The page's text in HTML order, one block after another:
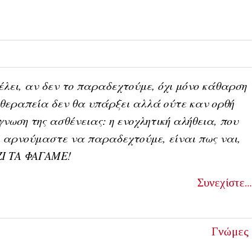
αν δεν το παραδεχτούμε, όχι μόνο κάθαρση
δεν θα υπάρξει αλλά ούτε καν ορθή
της ασθένειας: η ενοχλητική αλήθεια, που
αρνούμαστε να παραδεχτούμε, είναι πως ναι,
ΤΑ ΦΑΓΑΜΕ!
Συνεχίστε...
Γνώμες